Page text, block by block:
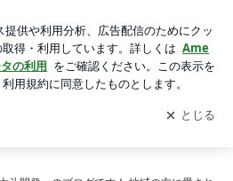
ブログの更新通知
を受け取りまし
開く